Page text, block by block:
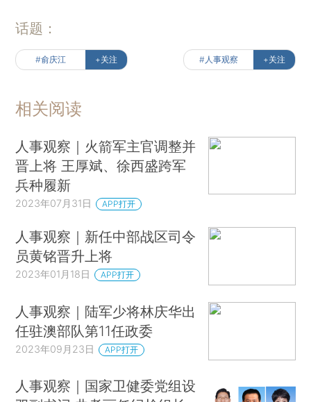
话题：
#俞庆江 +关注 #人事观察 +关注
相关阅读
人事观察｜火箭军主官调整并
晋上将 王厚斌、徐西盛跨军
兵种履新
2023年07月31日 APP打开
人事观察｜新任中部战区司令
员黄铭晋升上将
2023年01月18日 APP打开
人事观察｜陆军少将林庆华出
任驻澳部队第11任政委
2023年09月23日 APP打开
人事观察｜国家卫健委党组设